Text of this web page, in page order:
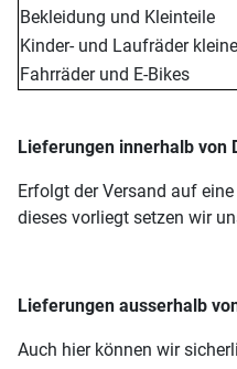
Bekleidung und Kleinteile
Kinder- und Laufräder
Fahrräder und E-Bikes
Lieferungen innerhalb von
Erfolgt der Versand auf
dieses vorliegt setzen wir
Lieferungen ausserhalb
Auch hier können wir